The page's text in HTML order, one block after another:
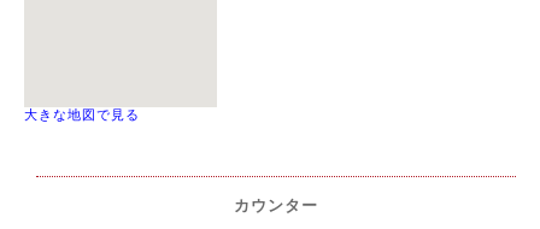
大きな地図で見る
カウンター